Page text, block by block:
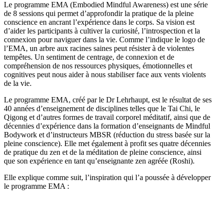
Le programme EMA (Embodied Mindful Awareness) est une série
de 8 sessions qui permet d’approfondir la pratique de la pleine
conscience en ancrant l’expérience dans le corps. Sa vision est
d’aider les participants à cultiver la curiosité, l’introspection et la
connexion pour naviguer dans la vie. Comme l’indique le logo de
l’EMA, un arbre aux racines saines peut résister à de violentes
tempêtes. Un sentiment de centrage, de connexion et de
compréhension de nos ressources physiques, émotionnelles et
cognitives peut nous aider à nous stabiliser face aux vents violents
de la vie.
Le programme EMA, créé par le Dr Lehrhaupt, est le résultat de ses
40 années d’enseignement de disciplines telles que le Tai Chi, le
Qigong et d’autres formes de travail corporel méditatif, ainsi que de
décennies d’expérience dans la formation d’enseignants de Mindful
Bodywork et d’instructeurs MBSR (réduction du stress basée sur la
pleine conscience). Elle met également à profit ses quatre décennies
de pratique du zen et de la méditation de pleine conscience, ainsi
que son expérience en tant qu’enseignante zen agréée (Roshi).
Elle explique comme suit, l’inspiration qui l’a poussée à développer
le programme EMA :